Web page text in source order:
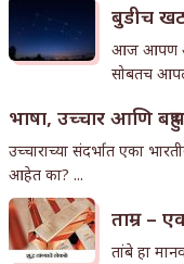
बुडीच
आज आपण
सोबतच
भाषा, उच्चार आणि
उच्चाराच्या संदर्भात एका
आहेत का? ...
ताम्र –
तांबे हा